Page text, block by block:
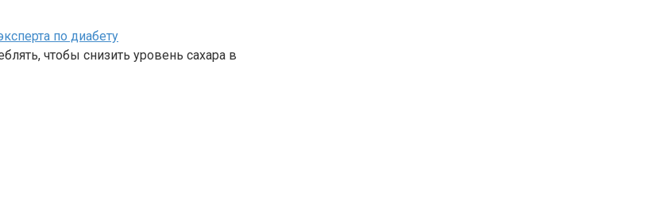
по диабету
чтобы снизить уровень сахара в